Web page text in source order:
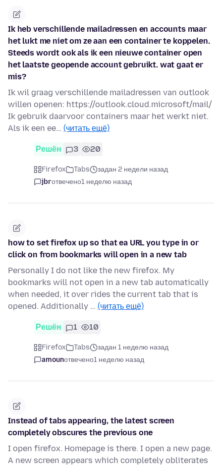
Ik heb verschillende mailadressen en accounts maar
het lukt me niet om ze aan een container te koppelen.
Steeds wordt ook als ik een nieuwe container open
het laatste geopende account gebruikt. wat gaat er
mis?
Ik wil graag verschillende mailadressen van outlook
willen openen: https://outlook.cloud.microsoft/mail/
Ik gebruik daarvoor containers maar het werkt niet.
Als ik een ee… (читать ещё)
Решён 3 20
Firefox Tabs
задан 2 недели назад
jbrотвечено1 неделю назад
how to set firefox up so that ea URL you type in or
click on from bookmarks will open in a new tab
Personally I do not like the new firefox. My
bookmarks will not open in a new tab automatically
when needed, it over rides the current tab that is
opened. Additionally … (читать ещё)
Решён 1 10
Firefox Tabs
задан 1 неделю назад
amounотвечено1 неделю назад
Instead of tabs appearing, the latest screen
completely obscures the previous one
I open firefox. Homepage is there. I open a new page.
A new screen appears which completely obliterates